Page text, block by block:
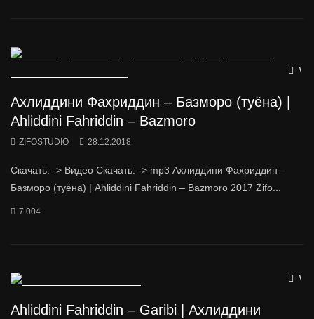
Ахлиддини Фахриддин – Базморо (туёна) |
Ahliddini Fahriddin – Bazmoro
ZIFOSTUDIO 28.12.2018
Скачать: -> Видео Скачать: -> mp3 Ахлиддини Фахриддин –
Базморо (туёна) | Ahliddini Fahriddin – Bazmoro 2017 Zifo...
7 004
Ahliddini Fahriddin – Garibi | Ахлиддини